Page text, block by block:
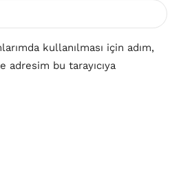
kullanılması için adım,
bu tarayıcıya